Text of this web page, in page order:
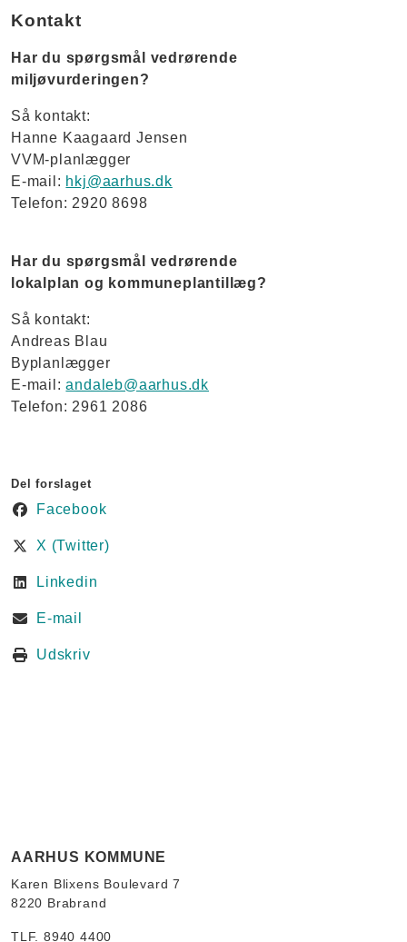
Kontakt
Har du spørgsmål vedrørende
miljøvurderingen?
Så kontakt:
Hanne Kaagaard Jensen
VVM-planlægger
E-mail: hkj@aarhus.dk
Telefon: 2920 8698
Har du spørgsmål vedrørende
lokalplan og kommuneplantillæg?
Så kontakt:
Andreas Blau
Byplanlægger
E-mail:andaleb@aarhus.dk
Telefon: 2961 2086
Del forslaget
Facebook
X (Twitter)
Linkedin
E-mail
Udskriv
AARHUS KOMMUNE
Karen Blixens Boulevard 7
8220 Brabrand
TLF. 8940 4400